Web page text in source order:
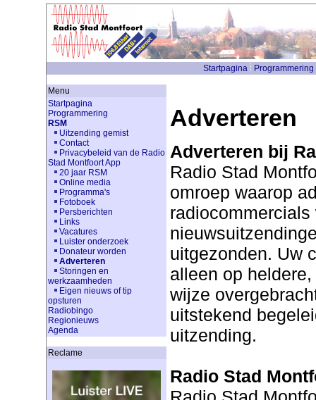
Startpagina Programmering
Menu
Startpagina
Programmering
RSM
Uitzending gemist
Contact
Privacybeleid van de Radio
Stad Montfoort App
20 jaar RSM
Online media
Programma's
Fotoboek
Persberichten
Links
Vacatures
Luister onderzoek
Donateur worden
Adverteren
Storingen en
werkzaamheden
Eigen nieuws of tip
opsturen
Radiobingo
Regionieuws
Agenda
Reclame
Adverteren
Adverteren bij
Radio Stad
omroep waarop
uitgezonden. Uw
alleen op
wijze
uitstekend
uitzending.
Radio Stad